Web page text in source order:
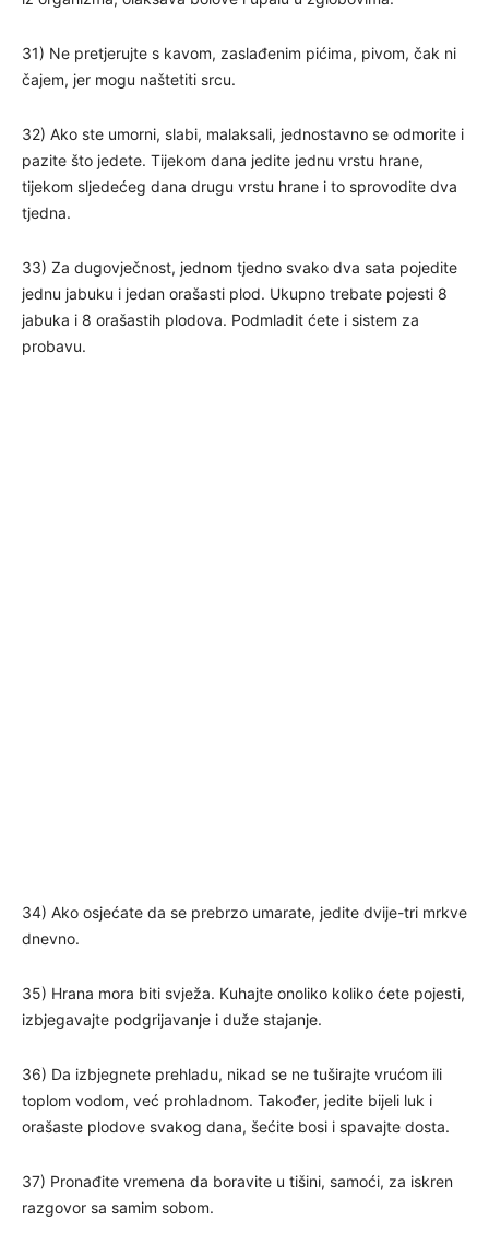
31) Ne pretjerujte s kavom, zaslađenim pićima, pivom, čak ni
čajem, jer mogu naštetiti srcu.
32) Ako ste umorni, slabi, malaksali, jednostavno se odmorite i
pazite što jedete. Tijekom dana jedite jednu vrstu hrane,
tijekom sljedećeg dana drugu vrstu hrane i to sprovodite dva
tjedna.
33) Za dugovječnost, jednom tjedno svako dva sata pojedite
jednu jabuku i jedan orašasti plod. Ukupno trebate pojesti 8
jabuka i 8 orašastih plodova. Podmladit ćete i sistem za
probavu.
34) Ako osjećate da se prebrzo umarate, jedite dvije-tri mrkve
dnevno.
35) Hrana mora biti svježa. Kuhajte onoliko koliko ćete pojesti,
izbjegavajte podgrijavanje i duže stajanje.
36) Da izbjegnete prehladu, nikad se ne tuširajte vrućom ili
toplom vodom, već prohladnom. Također, jedite bijeli luk i
orašaste plodove svakog dana, šećite bosi i spavajte dosta.
37) Pronađite vremena da boravite u tišini, samoći, za iskren
razgovor sa samim sobom.